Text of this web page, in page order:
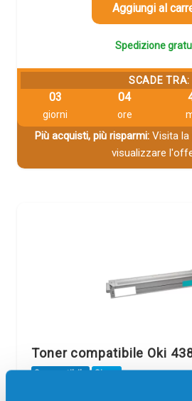
Aggiungi al
Spedizione
SCADE TRA:
03
giorni
04
ore
Più acquisti, più risparmi:Visita la
visualizzare
Toner compatibile Oki
Compatibile Ciano